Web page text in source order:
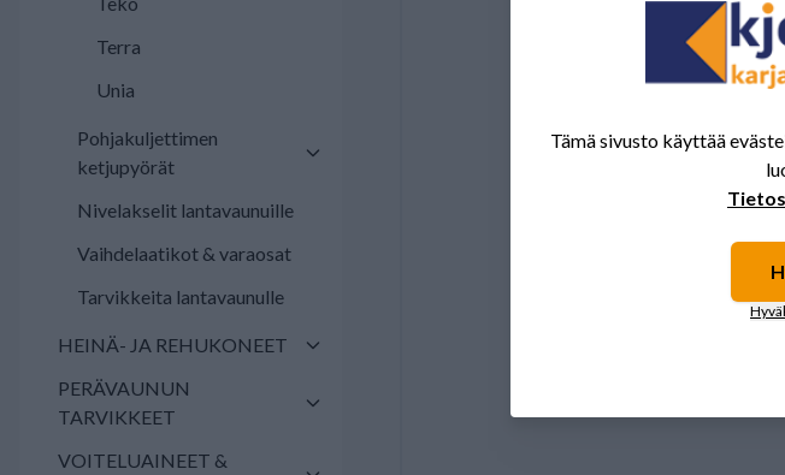
Terra
Unia
Pohjakuljettimen
ketjupyörät
Nivelakselit lantavaunuille
Vaihdelaatikot & varaosat
Tarvikkeita lantavaunulle
HEINÄ- JA REHUKONEET
PERÄVAUNUN
TARVIKKEET
VOITELUAINEET &
Tämä sivusto käyttää